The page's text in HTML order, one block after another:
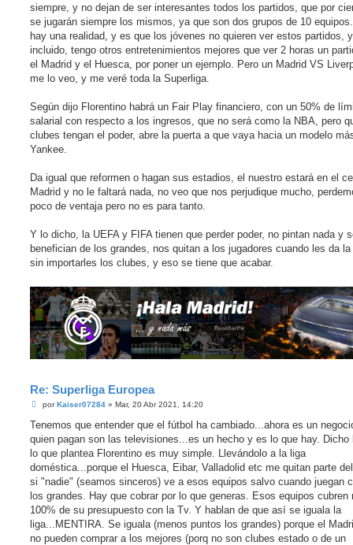
siempre, y no dejan de ser interesantes todos los partidos, que por
se jugarán siempre los mismos, ya que son dos grupos de 10
hay una realidad, y es que los jóvenes no quieren ver estos partidos,
incluido, tengo otros entretenimientos mejores que ver 2 horas un
el Madrid y el Huesca, por poner un ejemplo. Pero un Madrid VS
me lo veo, y me veré toda la Superliga.
Según dijo Florentino habrá un Fair Play financiero, con un 50% de
salarial con respecto a los ingresos, que no será como la NBA, pero
clubes tengan el poder, abre la puerta a que vaya hacia un modelo
Yankee.
Da igual que reformen o hagan sus estadios, el nuestro estará en el
Madrid y no le faltará nada, no veo que nos perjudique mucho,
poco de ventaja pero no es para tanto.
Y lo dicho, la UEFA y FIFA tienen que perder poder, no pintan nada y
benefician de los grandes, nos quitan a los jugadores cuando les da la
sin importarles los clubes, y eso se tiene que acabar.
Re: Superliga Europea
M
n
a
porKaiser07284» Mar, 20 Abr 2021, 14:20
Tenemos que entender que el fútbol ha cambiado...ahora es un
quien pagan son las televisiones...es un hecho y es lo que hay. Dicho
lo que plantea Florentino es muy simple. Llevándolo a la liga
doméstica...porque el Huesca, Eibar, Valladolid etc me quitan parte
si "nadie" (seamos sinceros) ve a esos equipos salvo cuando juegan
los grandes. Hay que cobrar por lo que generas. Esos equipos cubren
100% de su presupuesto con la Tv. Y hablan de que así se iguala la
liga...MENTIRA. Se iguala (menos puntos los grandes) porque el
no pueden comprar a los mejores (porq no son clubes estado o de un